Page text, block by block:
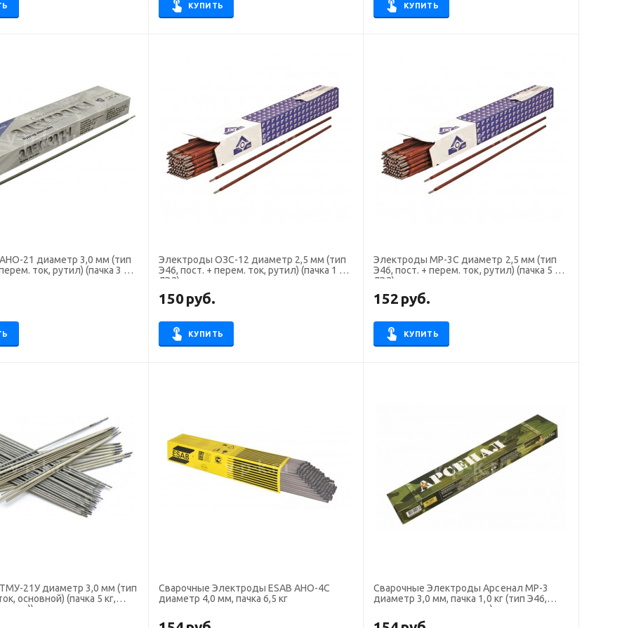
КУПИТЬ КУПИТЬ
диаметр 3,0 мм (тип
ток, рутил) (пачка 3 кг,
Электроды ОЗС-12 диаметр 2,5 мм (тип
Э46, пост. + перем. ток, рутил) (пачка 1 кг,
ЛЭЗ)
150руб.
КУПИТЬ
Электроды МР-3С диаметр 2,5 мм (тип
Э46, пост. + перем. ток, рутил) (пачка 5 кг,
ЛЭЗ)
152 руб.
КУПИТЬ
диаметр 3,0 мм (тип
основной) (пачка 5 кг,
Сварочные Электроды ESAB АНО-4С
диаметр 4,0 мм, пачка 6,5 кг
Сварочные Электроды Арсенал МР-3
диаметр 3,0 мм, пачка 1,0 кг (тип Э46,
пост. + перем. ток, рутил)